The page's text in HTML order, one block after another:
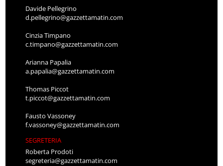
Davide Pellegrino
d.pellegrino@gazzettamatin.com
Cinzia Timpano
c.timpano@gazzettamatin.com
Arianna Papalia
a.papalia@gazzettamatin.com
Thomas Piccot
t.piccot@gazzettamatin.com
Fausto Vassoney
f.vassoney@gazzettamatin.com
SEGRETERIA
Roberta Prodoti
segreteria@gazzettamatin.com